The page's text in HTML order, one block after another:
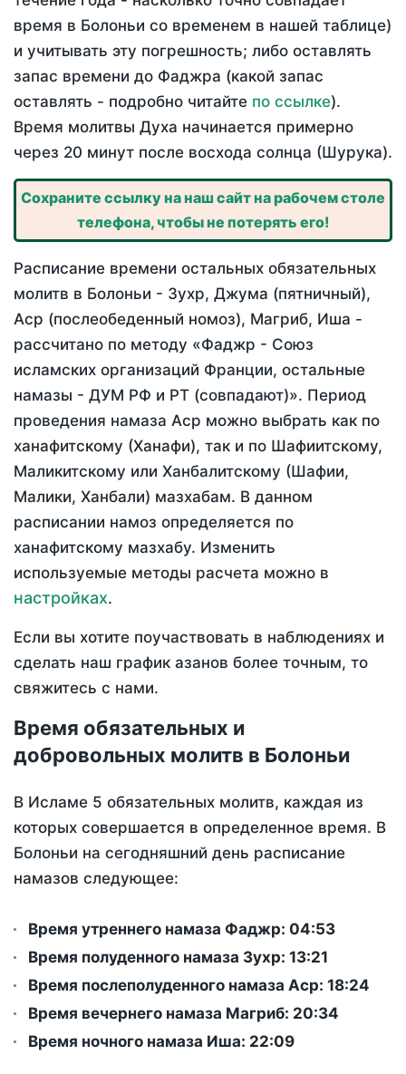
время в Болоньи со временем в нашей таблице)
и учитывать эту погрешность; либо оставлять
запас времени до Фаджра (какой запас
оставлять - подробно читайте по ссылке).
Время молитвы Духа начинается примерно
через 20 минут после восхода солнца (Шурука).
Сохраните ссылку на наш сайт на рабочем столе
телефона, чтобы не потерять его!
Расписание времени остальных обязательных
молитв в Болоньи - Зухр, Джума (пятничный),
Аср (послеобеденный номоз), Магриб, Иша -
рассчитано по методу «Фаджр - Союз
исламских организаций Франции, остальные
намазы - ДУМ РФ и РТ (совпадают)». Период
проведения намаза Аср можно выбрать как по
ханафитскому (Ханафи), так и по Шафиитскому,
Маликитскому или Ханбалитскому (Шафии,
Малики, Ханбали) мазхабам. В данном
расписании намоз определяется по
ханафитскому мазхабу. Изменить
используемые методы расчета можно в
настройках.
Если вы хотите поучаствовать в наблюдениях и
сделать наш график азанов более точным, то
свяжитесь с нами.
Время обязательных и
добровольных молитв в Болоньи
В Исламе 5 обязательных молитв, каждая из
которых совершается в определенное время. В
Болоньи на сегодняшний день расписание
намазов следующее:
Время утреннего намаза Фаджр: 04:53
Время полуденного намаза Зухр: 13:21
Время послеполуденного намаза Аср: 18:24
Время вечернего намаза Магриб: 20:34
Время ночного намаза Иша: 22:09